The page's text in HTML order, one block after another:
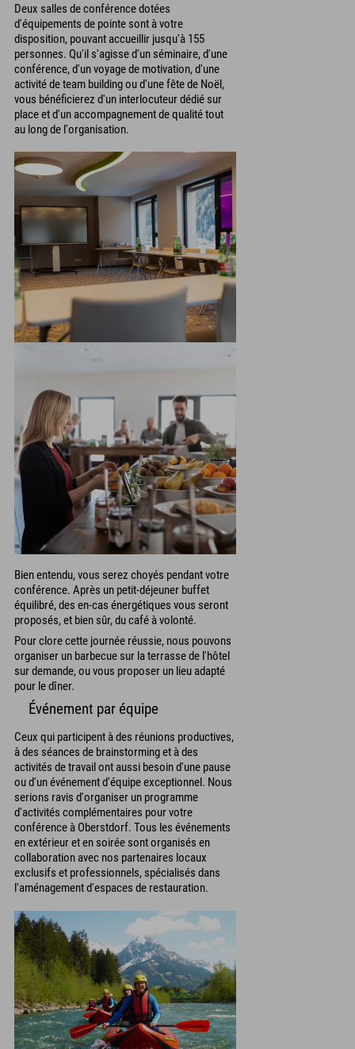
Deux salles de conférence dotées
d'équipements de pointe sont à votre
disposition, pouvant accueillir jusqu'à 155
personnes. Qu'il s'agisse d'un séminaire, d'une
conférence, d'un voyage de motivation, d'une
activité de team building ou d'une fête de Noël,
vous bénéficierez d'un interlocuteur dédié sur
place et d'un accompagnement de qualité tout
au long de l'organisation.
Bien entendu, vous serez choyés pendant votre
conférence. Après un petit-déjeuner buffet
équilibré, des en-cas énergétiques vous seront
proposés, et bien sûr, du café à volonté.
Pour clore cette journée réussie, nous pouvons
organiser un barbecue sur la terrasse de l'hôtel
sur demande, ou vous proposer un lieu adapté
pour le dîner.
Événement par équipe
Ceux qui participent à des réunions productives,
à des séances de brainstorming et à des
activités de travail ont aussi besoin d'une pause
ou d'un événement d'équipe exceptionnel. Nous
serions ravis d'organiser un programme
d'activités complémentaires pour votre
conférence à Oberstdorf. Tous les événements
en extérieur et en soirée sont organisés en
collaboration avec nos partenaires locaux
exclusifs et professionnels, spécialisés dans
l'aménagement d'espaces de restauration.